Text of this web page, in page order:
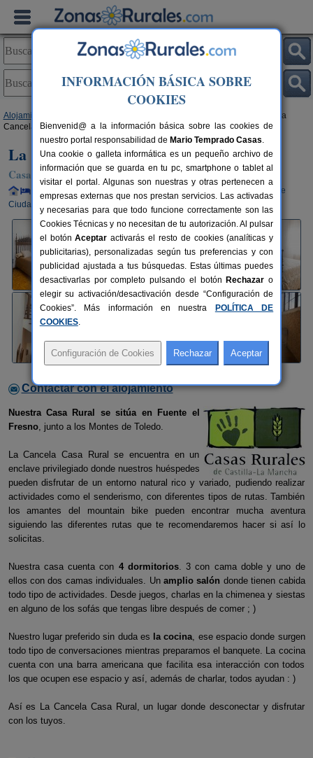
Alojamientos
> La
Cancela Casa Rural
La Cancela Casa Rural
Casa Rural en Fuente El Fresno (Ciudad Real)
Alquiler completo y por habitaciones 2-8+1 plazas
35 km de
Ciudad Real
Contactar con el alojamiento
Nuestra Casa Rural se sitúa en Fuente el
Fresno, junto a los Montes de Toledo.
La Cancela Casa Rural se encuentra en un
enclave privilegiado donde nuestros huéspedes
pueden disfrutar de un entorno natural rico y variado, pudiendo realizar
actividades como el senderismo, con diferentes tipos de rutas. También
los amantes del mountain bike pueden encontrar mucha aventura
siguiendo las diferentes rutas que te recomendaremos hacer si así lo
solicitas.
Nuestra casa cuenta con 4 dormitorios. 3 con cama doble y uno de
ellos con dos camas individuales. Un amplio salón donde tienen cabida
todo tipo de actividades. Desde juegos, charlas en la chimenea y siestas
en alguno de los sofás que tengas libre después de comer ; )
Nuestro lugar preferido sin duda es la cocina, ese espacio donde surgen
todo tipo de conversaciones mientras preparamos el banquete. La cocina
cuenta con una barra americana que facilita esa interacción con todos
los que ocupen ese espacio y así, además de charlar, todos ayudan : )
Así es La Cancela Casa Rural, un lugar donde desconectar y disfrutar
con los tuyos.
INFORMACIÓN BÁSICA SOBRE
COOKIES
Bienvenid@ a la información básica sobre las cookies de
nuestro portal responsabilidad de Mario Temprado Casas.
Una cookie o galleta informática es un pequeño archivo de
información que se guarda en tu pc, smartphone o tablet al
visitar el portal. Algunas son nuestras y otras pertenecen a
empresas externas que nos prestan servicios. Las activadas
y necesarias para que todo funcione correctamente son las
Cookies Técnicas y no necesitan de tu autorización. Al pulsar
el botónAceptar activarás el resto de cookies (analíticas y
publicitarias), personalizadas según tus preferencias y con
publicidad ajustada a tus búsquedas. Estas últimas puedes
desactivarlas por completo pulsando el botón Rechazar o
elegir su activación/desactivación desde “Configuración de
Cookies”. Más información en nuestra
POLÍTICA DE
COOKIES.